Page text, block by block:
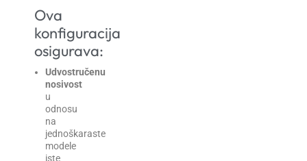
Ova
konfiguracija
osigurava:
Udvostručenu
nosivost
u
odnosu
na
jednoškaraste
modele
iste